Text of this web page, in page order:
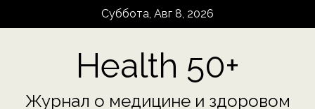
Суббота, Авг 8, 2026
Health 50+
Журнал о медицине и здоровом